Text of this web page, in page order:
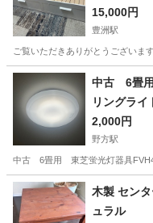
15,000円
豊洲駅
ご覧いただきありがとうございま
東京 江東区 豊洲駅
中古 6畳
リングライ
2,000円
野方駅
中古 6畳用 東芝蛍光灯器具
東京 中野区 野方駅
木製 セン
ュラル